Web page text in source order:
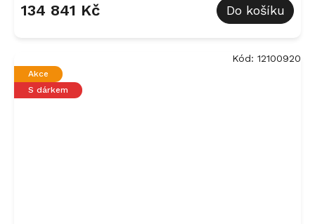
134 841 Kč Do košíku
Akce
S dárkem
Kód: 12100920